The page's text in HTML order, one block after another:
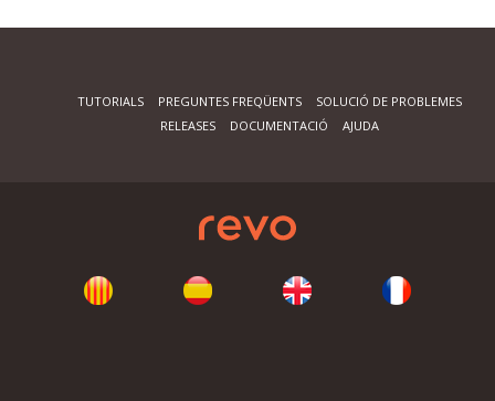
TUTORIALS PREGUNTES FREQÜENTS
SOLUCIÓ DE PROBLEMES
RELEASES
DOCUMENTACIÓ AJUDA